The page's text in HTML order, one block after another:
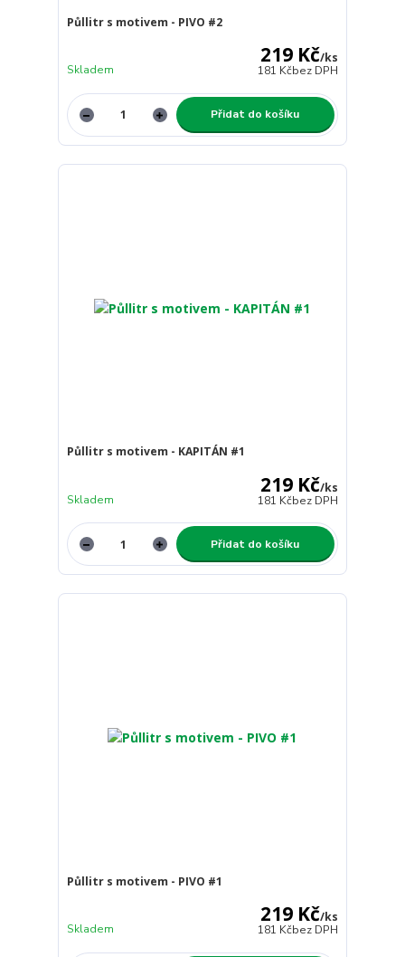
Půllitr s motivem - PIVO #2
219 Kč/ks
181 Kčbez DPH
Skladem
Přidat do košíku
Půllitr s motivem - KAPITÁN #1
219 Kč/ks
181 Kčbez DPH
Skladem
Přidat do košíku
Půllitr s motivem - PIVO #1
219 Kč/ks
181 Kčbez DPH
Skladem